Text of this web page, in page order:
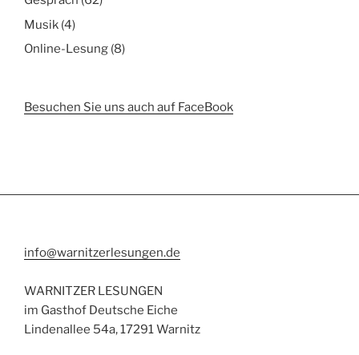
Musik (4)
Online-Lesung (8)
Besuchen Sie uns auch auf FaceBook
info@warnitzerlesungen.de
WARNITZER LESUNGEN
im Gasthof Deutsche Eiche
Lindenallee 54a, 17291 Warnitz